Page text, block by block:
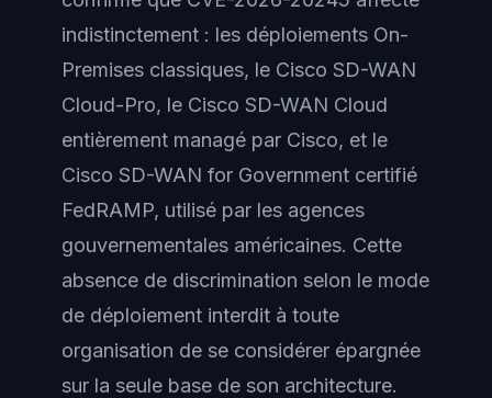
indistinctement : les déploiements On-
Premises classiques, le Cisco SD-WAN
Cloud-Pro, le Cisco SD-WAN Cloud
entièrement managé par Cisco, et le
Cisco SD-WAN for Government certifié
FedRAMP, utilisé par les agences
gouvernementales américaines. Cette
absence de discrimination selon le mode
de déploiement interdit à toute
organisation de se considérer épargnée
sur la seule base de son architecture.